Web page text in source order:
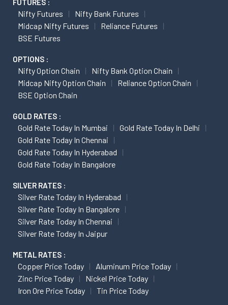
FUTURES :
Nifty Futures
Nifty Bank Futures
Midcap Nifty Futures
Reliance Futures
BSE Futures
OPTIONS :
Nifty Option Chain
Nifty Bank Option Chain
Midcap Nifty Option Chain
Reliance Option Chain
BSE Option Chain
GOLD RATES :
Gold Rate Today In Mumbai
Gold Rate Today In Delhi
Gold Rate Today In Chennai
Gold Rate Today In Hyderabad
Gold Rate Today In Bangalore
SILVER RATES :
Silver Rate Today In Hyderabad
Silver Rate Today In Bangalore
Silver Rate Today In Chennai
Silver Rate Today In Jaipur
METAL RATES :
Copper Price Today
Aluminum Price Today
Zinc Price Today
Nickel Price Today
Iron Ore Price Today
Tin Price Today